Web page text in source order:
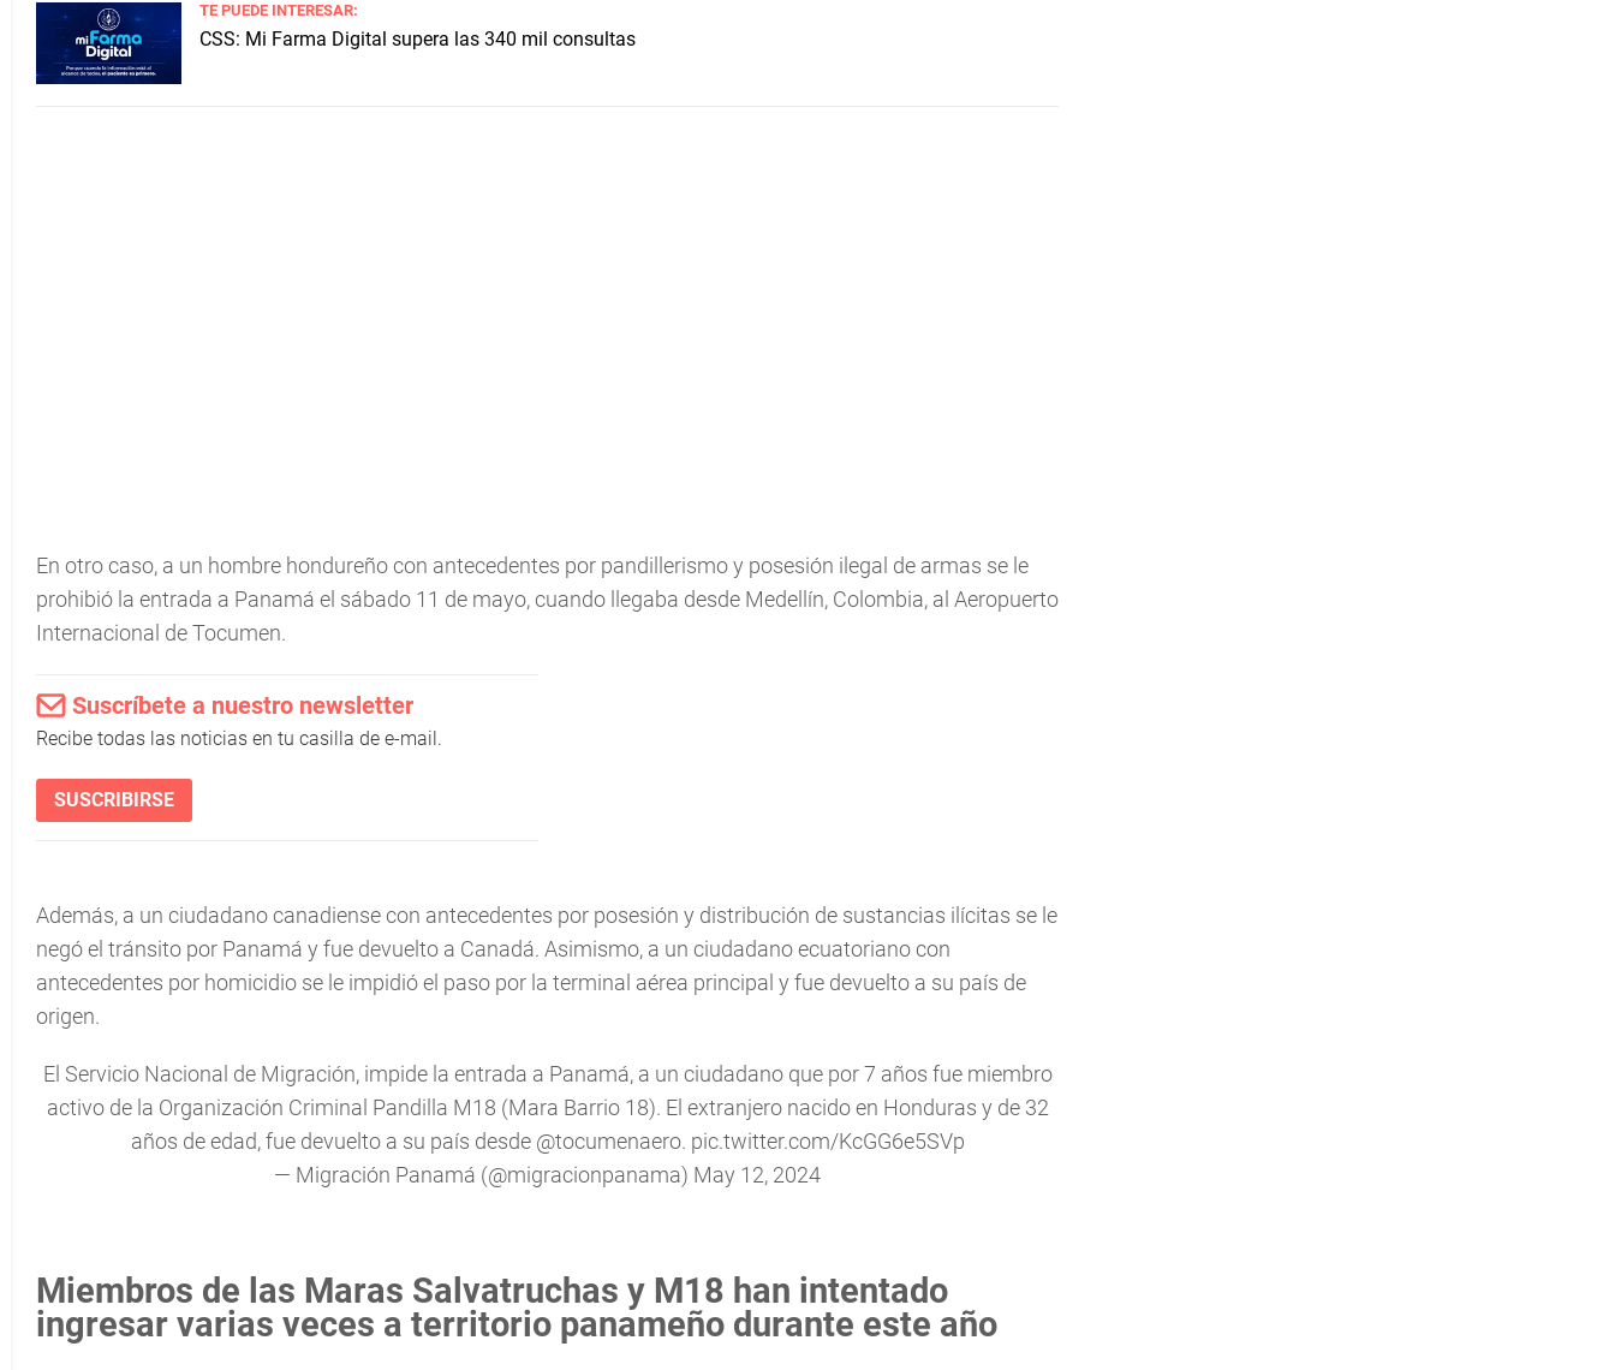
TE PUEDE INTERESAR:
CSS: Mi Farma Digital supera las 340 mil consultas
En otro caso, a un hombre hondureño con antecedentes por pandillerismo y posesión ilegal de armas se le
prohibió la entrada a Panamá el sábado 11 de mayo, cuando llegaba desde Medellín, Colombia, al Aeropuerto
Internacional de Tocumen.
Suscríbete a nuestro newsletter
Recibe todas las noticias en tu casilla de e-mail.
SUSCRIBIRSE
Además, a un ciudadano canadiense con antecedentes por posesión y distribución de sustancias ilícitas se le
negó el tránsito por Panamá y fue devuelto a Canadá. Asimismo, a un ciudadano ecuatoriano con
antecedentes por homicidio se le impidió el paso por la terminal aérea principal y fue devuelto a su país de
origen.
El Servicio Nacional de Migración, impide la entrada a Panamá, a un ciudadano que por 7 años fue miembro
activo de la Organización Criminal Pandilla M18 (Mara Barrio 18). El extranjero nacido en Honduras y de 32
años de edad, fue devuelto a su país desde @tocumenaero. pic.twitter.com/KcGG6e5SVp
— Migración Panamá (@migracionpanama) May 12, 2024
Miembros de las Maras Salvatruchas y M18 han intentado
ingresar varias veces a territorio panameño durante este año